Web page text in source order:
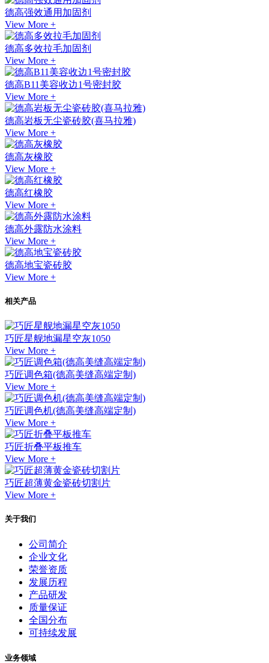
德高强效通用加固剂
View More +
德高多效拉毛加固剂
View More +
德高B11美容收边1号密封胶
View More +
德高岩板无尘瓷砖胶(喜马拉雅)
View More +
德高灰橡胶
View More +
德高红橡胶
View More +
德高外露防水涂料
View More +
德高地宝瓷砖胶
View More +
相关产品
巧匠星舰地漏星空灰1050
View More +
巧匠调色箱(德高美缝高端定制)
View More +
巧匠调色机(德高美缝高端定制)
View More +
巧匠折叠平板推车
View More +
巧匠超薄黄金瓷砖切割片
View More +
关于我们
公司简介
企业文化
荣誉资质
发展历程
产品研发
质量保证
全国分布
可持续发展
业务领域